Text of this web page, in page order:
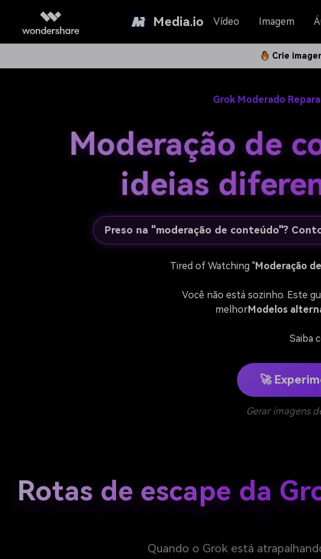
Media.io Vídeo Imagem
Crie
Grok Moderado
Moderação de
ideias
Preso na "moderação de conteúdo"?
Tired of Watching "Moderação
Você não está sozinho. Este
melhorModelos
Saiba
🚀
Gerar imagens
Rotas de escape da
Quando o Grok está